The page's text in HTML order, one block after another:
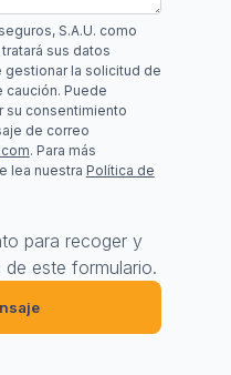
S.A.U. como
sus datos
la solicitud de
Puede
su consentimiento
de correo
. Para más
lea nuestra Política de
para recoger y
este formulario.